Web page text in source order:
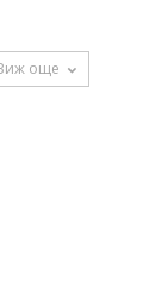
още